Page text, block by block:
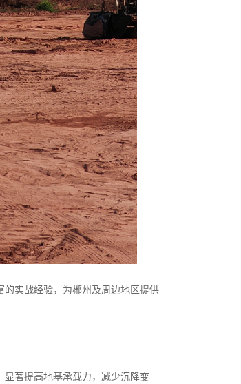
实战经验，为郴州及周边地区提供
著提高地基承载力，减少沉降变